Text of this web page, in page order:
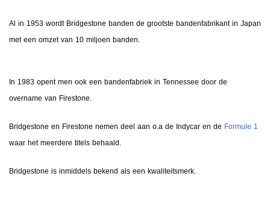
Al in 1953 wordt Bridgestone banden de grootste bandenfabrikant in Japan
met een omzet van 10 miljoen banden.
In 1983 opent men ook een bandenfabriek in Tennessee door de
overname van Firestone.
Bridgestone en Firestone nemen deel aan o.a de Indycar en de Formule 1
waar het meerdere titels behaald.
Bridgestone is inmiddels bekend als een kwaliteitsmerk.